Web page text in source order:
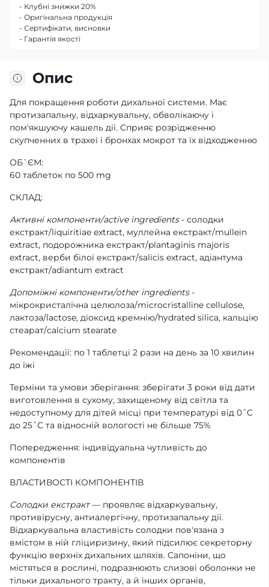
Опис
Для покращення роботи дихальної системи. Має
протизапальну, відхаркувальну, обволікаючу і
пом'якшуючу кашель дії. Сприяє розрідженню
скупченних в трахеї і бронхах мокрот та їх відходженню
ОБ`ЄМ:
60 таблеток по 500 mg
СКЛАД:
Активні компоненти/active ingredients- солодки
екстракт/liquiritiae extract, муллейна екстракт/mullein
extract, подорожника екстракт/plantaginis majoris
extract, верби білої екстракт/salicis extract, адіантума
екстракт/adiantum extract
Допоміжні компоненти/other ingredients-
мікрокристалічна целюлоза/microcristalline cellulose,
лактоза/lactose, діоксид кремнію/hydrated silica, кальцію
стеарат/calcium stearate
Рекомендації: по 1 таблетці 2 рази на день за 10 хвилин
до їжі
Терміни та умови зберігання: зберігати 3 роки від дати
виготовлення в сухому, захищеному від світла та
недоступному для дітей місці при температурі від 0˚С
до 25˚С та відносній вологості не більше 75%
Попередження: індивідуальна чутливість до
компонентів
ВЛАСТИВОСТІ КОМПОНЕНТІВ
Солодки екстракт— проявляє відхаркувальну,
противірусну, антиалергічну, протизапальну дії.
Відхаркувальна властивість солодки пов'язана з
вмістом в ній гліциризину, який підсилює секреторну
функцію верхніх дихальних шляхів. Сапоніни, що
містяться в рослині, подразнюють слизові оболонки не
тільки дихального тракту, а й інших органів,
- Клубні знижки 20%
- Оригінальна продукція
- Сертифікати, висновки
- Гарантія якості